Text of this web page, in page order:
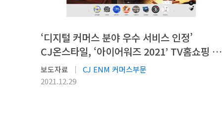
‘디지털 커머스 분야 우수 서비스 인정’
CJ온스타일, ‘아이어워즈 2021’ TV홈쇼핑 및
종합쇼핑몰 분야 대상
보도자료
CJ ENM 커머스부문
2021.12.29